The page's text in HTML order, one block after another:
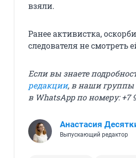
взяли.
Ранее активистка,
следователя не смотреть
Если вы знаете
редакции, в наши группы
в WhatsApp по номеру: +7
Анастасия
Выпускающий редактор